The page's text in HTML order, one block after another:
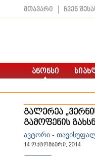
მთავარი ჩვენ
გალერეა
გამოფენის
ავტორი -
14 ოქტომბერი, 2014